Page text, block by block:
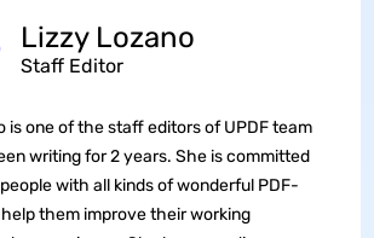
Lizzy Lozano
Staff Editor
is one of the staff editors of UPDF team
writing for 2 years. She is committed
with all kinds of wonderful PDF-
them improve their working